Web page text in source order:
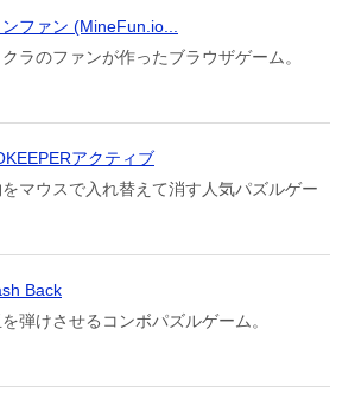
ンファン (MineFun.io...
ラのファンが作ったブラウザゲーム。
アクティブ
マウスで入れ替えて消す人気パズルゲー
Back
弾けさせるコンボパズルゲーム。